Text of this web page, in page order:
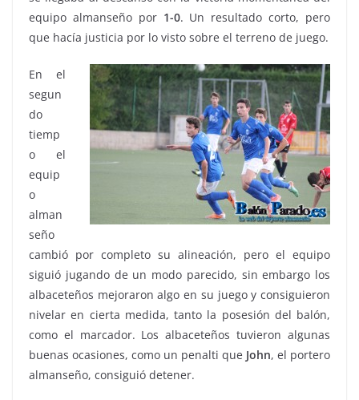
equipo almanseño por 1-0. Un resultado corto, pero
que hacía justicia por lo visto sobre el terreno de juego.
En el
segun
do
tiemp
o el
equip
o
alman
seño
cambió por completo su alineación, pero el equipo
siguió jugando de un modo parecido, sin embargo los
albaceteños mejoraron algo en su juego y consiguieron
nivelar en cierta medida, tanto la posesión del balón,
como el marcador. Los albaceteños tuvieron algunas
buenas ocasiones, como un penalti que John, el portero
almanseño, consiguió detener.